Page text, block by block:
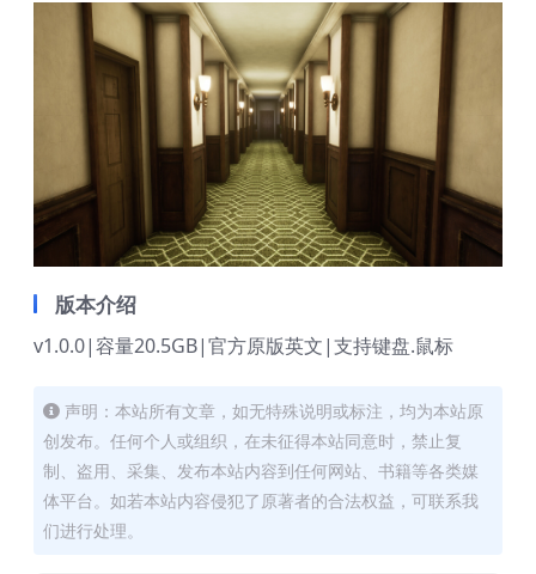
版本介绍
v1.0.0|容量20.5GB|官方原版英文|支持键盘.鼠标
声明：本站所有文章，如无特殊说明或标注，均为本站原
创发布。任何个人或组织，在未征得本站同意时，禁止复
制、盗用、采集、发布本站内容到任何网站、书籍等各类媒
体平台。如若本站内容侵犯了原著者的合法权益，可联系我
们进行处理。